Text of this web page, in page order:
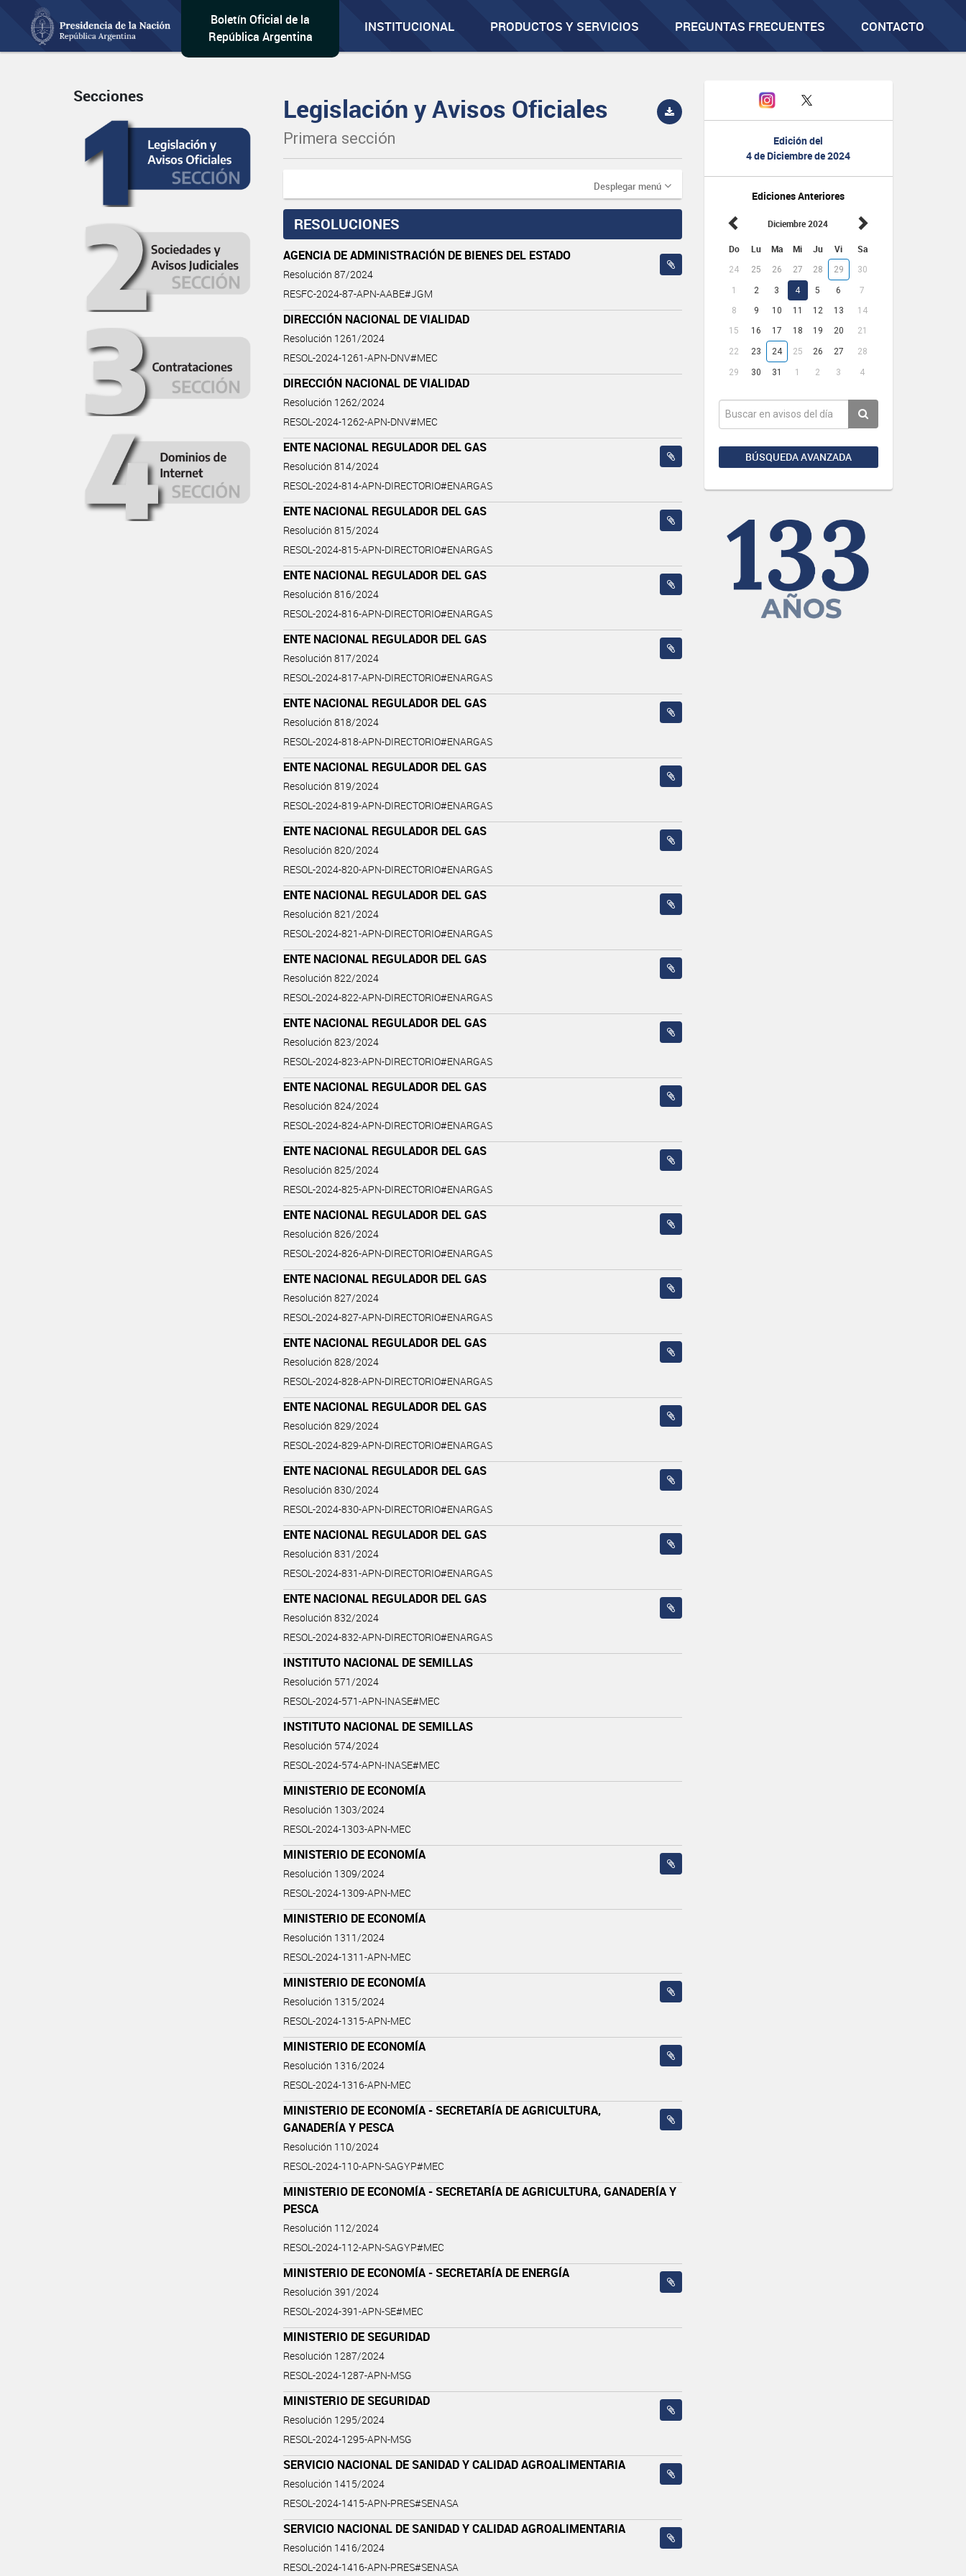
Boletín Oficial de la
República Argentina
INSTITUCIONAL PRODUCTOS Y SERVICIOS PREGUNTAS FRECUENTES CONTACTO
Edición del
4 de Diciembre de 2024
Ediciones Anteriores
Diciembre 2024
Do Lu Ma Mi Ju Vi Sa
24 25 26 27 28 29 30
1 2 3 4 5 6
7
8
9 10 11 12 13
14
15
16 17 18 19 20 21
22 23 24 25 26 27 28
29 30 31 1 2 3 4
BÚSQUEDA AVANZADA
Secciones Legislación y Avisos Oficiales
Primera sección
Desplegar menú
RESOLUCIONES
AGENCIA DE ADMINISTRACIÓN DE BIENES DEL ESTADO
Resolución 87/2024
RESFC-2024-87-APN-AABE#JGM
DIRECCIÓN NACIONAL DE VIALIDAD
Resolución 1261/2024
RESOL-2024-1261-APN-DNV#MEC
DIRECCIÓN NACIONAL DE VIALIDAD
Resolución 1262/2024
RESOL-2024-1262-APN-DNV#MEC
ENTE NACIONAL REGULADOR DEL GAS
Resolución 814/2024
RESOL-2024-814-APN-DIRECTORIO#ENARGAS
ENTE NACIONAL REGULADOR DEL GAS
Resolución 815/2024
RESOL-2024-815-APN-DIRECTORIO#ENARGAS
ENTE NACIONAL REGULADOR DEL GAS
Resolución 816/2024
RESOL-2024-816-APN-DIRECTORIO#ENARGAS
ENTE NACIONAL REGULADOR DEL GAS
Resolución 817/2024
RESOL-2024-817-APN-DIRECTORIO#ENARGAS
ENTE NACIONAL REGULADOR DEL GAS
Resolución 818/2024
RESOL-2024-818-APN-DIRECTORIO#ENARGAS
ENTE NACIONAL REGULADOR DEL GAS
Resolución 819/2024
RESOL-2024-819-APN-DIRECTORIO#ENARGAS
ENTE NACIONAL REGULADOR DEL GAS
Resolución 820/2024
RESOL-2024-820-APN-DIRECTORIO#ENARGAS
ENTE NACIONAL REGULADOR DEL GAS
Resolución 821/2024
RESOL-2024-821-APN-DIRECTORIO#ENARGAS
ENTE NACIONAL REGULADOR DEL GAS
Resolución 822/2024
RESOL-2024-822-APN-DIRECTORIO#ENARGAS
ENTE NACIONAL REGULADOR DEL GAS
Resolución 823/2024
RESOL-2024-823-APN-DIRECTORIO#ENARGAS
ENTE NACIONAL REGULADOR DEL GAS
Resolución 824/2024
RESOL-2024-824-APN-DIRECTORIO#ENARGAS
ENTE NACIONAL REGULADOR DEL GAS
Resolución 825/2024
RESOL-2024-825-APN-DIRECTORIO#ENARGAS
ENTE NACIONAL REGULADOR DEL GAS
Resolución 826/2024
RESOL-2024-826-APN-DIRECTORIO#ENARGAS
ENTE NACIONAL REGULADOR DEL GAS
Resolución 827/2024
RESOL-2024-827-APN-DIRECTORIO#ENARGAS
ENTE NACIONAL REGULADOR DEL GAS
Resolución 828/2024
RESOL-2024-828-APN-DIRECTORIO#ENARGAS
ENTE NACIONAL REGULADOR DEL GAS
Resolución 829/2024
RESOL-2024-829-APN-DIRECTORIO#ENARGAS
ENTE NACIONAL REGULADOR DEL GAS
Resolución 830/2024
RESOL-2024-830-APN-DIRECTORIO#ENARGAS
ENTE NACIONAL REGULADOR DEL GAS
Resolución 831/2024
RESOL-2024-831-APN-DIRECTORIO#ENARGAS
ENTE NACIONAL REGULADOR DEL GAS
Resolución 832/2024
RESOL-2024-832-APN-DIRECTORIO#ENARGAS
INSTITUTO NACIONAL DE SEMILLAS
Resolución 571/2024
RESOL-2024-571-APN-INASE#MEC
INSTITUTO NACIONAL DE SEMILLAS
Resolución 574/2024
RESOL-2024-574-APN-INASE#MEC
MINISTERIO DE ECONOMÍA
Resolución 1303/2024
RESOL-2024-1303-APN-MEC
MINISTERIO DE ECONOMÍA
Resolución 1309/2024
RESOL-2024-1309-APN-MEC
MINISTERIO DE ECONOMÍA
Resolución 1311/2024
RESOL-2024-1311-APN-MEC
MINISTERIO DE ECONOMÍA
Resolución 1315/2024
RESOL-2024-1315-APN-MEC
MINISTERIO DE ECONOMÍA
Resolución 1316/2024
RESOL-2024-1316-APN-MEC
MINISTERIO DE ECONOMÍA - SECRETARÍA DE AGRICULTURA,
GANADERÍA Y PESCA
Resolución 110/2024
RESOL-2024-110-APN-SAGYP#MEC
MINISTERIO DE ECONOMÍA - SECRETARÍA DE AGRICULTURA, GANADERÍA Y
PESCA
Resolución 112/2024
RESOL-2024-112-APN-SAGYP#MEC
MINISTERIO DE ECONOMÍA - SECRETARÍA DE ENERGÍA
Resolución 391/2024
RESOL-2024-391-APN-SE#MEC
MINISTERIO DE SEGURIDAD
Resolución 1287/2024
RESOL-2024-1287-APN-MSG
MINISTERIO DE SEGURIDAD
Resolución 1295/2024
RESOL-2024-1295-APN-MSG
SERVICIO NACIONAL DE SANIDAD Y CALIDAD AGROALIMENTARIA
Resolución 1415/2024
RESOL-2024-1415-APN-PRES#SENASA
SERVICIO NACIONAL DE SANIDAD Y CALIDAD AGROALIMENTARIA
Resolución 1416/2024
RESOL-2024-1416-APN-PRES#SENASA